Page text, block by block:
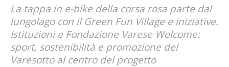
La tappa in e-bike della corsa rosa parte dal
lungolago con il Green Fun Village e iniziative.
Istituzioni e Fondazione Varese Welcome:
sport, sostenibilità e promozione del
Varesotto al centro del progetto